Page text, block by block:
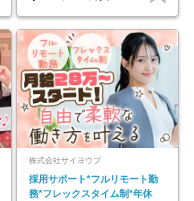
株式会社サイヨウブ
採用サポート*フルリモート勤
務*フレックスタイム制*年休